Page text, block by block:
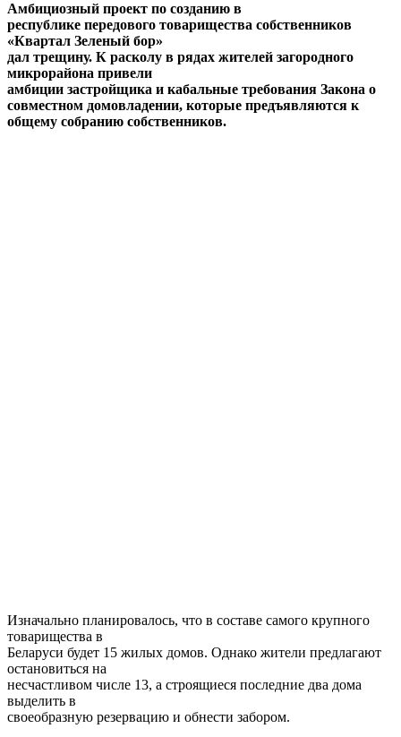
Амбициозный проект по созданию в
республике передового товарищества собственников
«Квартал Зеленый бор»
дал трещину. К расколу в рядах жителей загородного
микрорайона привели
амбиции застройщика и кабальные требования Закона о
совместном домовладении, которые предъявляются к
общему собранию собственников.
Изначально планировалось, что в составе самого крупного
товарищества в
Беларуси будет 15 жилых домов. Однако жители предлагают
остановиться на
несчастливом числе 13, а строящиеся последние два дома
выделить в
своеобразную резервацию и обнести забором.